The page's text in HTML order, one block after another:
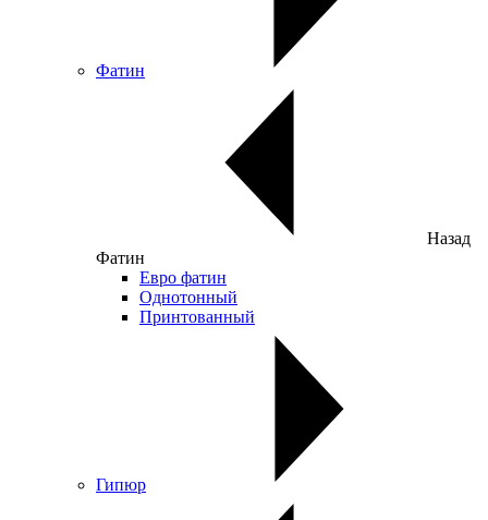
Фатин
Назад
Фатин
Евро фатин
Однотонный
Принтованный
Гипюр